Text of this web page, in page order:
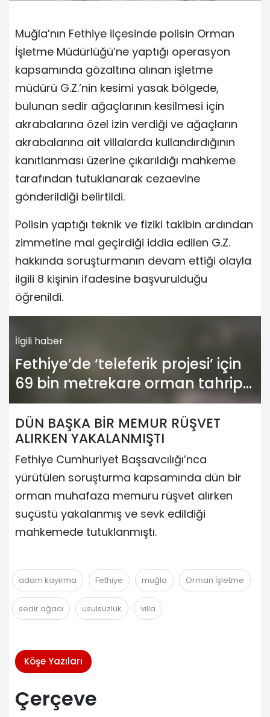
Muğla’nın Fethiye ilçesinde polisin Orman
İşletme Müdürlüğü’ne yaptığı operasyon
kapsamında gözaltına alınan işletme
müdürü G.Z.’nin kesimi yasak bölgede,
bulunan sedir ağaçlarının kesilmesi için
akrabalarına özel izin verdiği ve ağaçların
akrabalarına ait villalarda kullandırdığının
kanıtlanması üzerine çıkarıldığı mahkeme
tarafından tutuklanarak cezaevine
gönderildiği belirtildi.
Polisin yaptığı teknik ve fiziki takibin ardından
zimmetine mal geçirdiği iddia edilen G.Z.
hakkında soruşturmanın devam ettiği olayla
ilgili 8 kişinin ifadesine başvurulduğu
öğrenildi.
İlgili haber
Fethiye’de ‘teleferik projesi’ için
69 bin metrekare orman tahrip
edilecek
DÜN BAŞKA BİR MEMUR RÜŞVET
ALIRKEN YAKALANMIŞTI
Fethiye Cumhuriyet Başsavcılığı’nca
yürütülen soruşturma kapsamında dün bir
orman muhafaza memuru rüşvet alırken
suçüstü yakalanmış ve sevk edildiği
mahkemede tutuklanmıştı.
adam kayırma Fethiye muğla Orman İşletme
sedir ağacı usulsüzlük villa
Köşe Yazıları
Çerçeve